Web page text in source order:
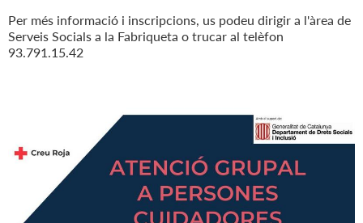
Per més informació i inscripcions, us podeu dirigir a l'àrea de
Serveis Socials a la Fabriqueta o trucar al telèfon
93.791.15.42